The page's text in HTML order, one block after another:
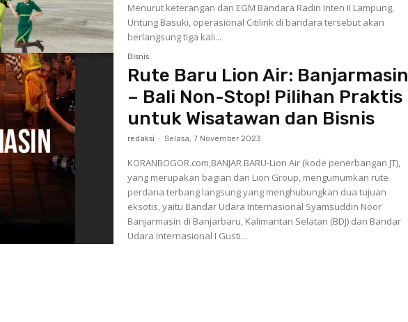
Menurut keterangan dari EGM Bandara Radin Inten II Lampung,
Untung Basuki, operasional Citilink di bandara tersebut akan
berlangsung tiga kali...
Bisnis
Rute Baru Lion Air: Banjarmasin
– Bali Non-Stop! Pilihan Praktis
untuk Wisatawan dan Bisnis
redaksi - Selasa, 7 November 2023
KORANBOGOR.com,BANJAR BARU-Lion Air (kode penerbangan JT),
yang merupakan bagian dari Lion Group, mengumumkan rute
perdana terbang langsung yang menghubungkan dua tujuan
eksotis, yaitu Bandar Udara Internasional Syamsuddin Noor
Banjarmasin di Banjarbaru, Kalimantan Selatan (BDJ) dan Bandar
Udara Internasional I Gusti...